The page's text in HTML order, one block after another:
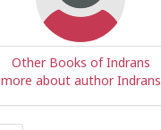
Other Books of Indrans
more about author Indrans